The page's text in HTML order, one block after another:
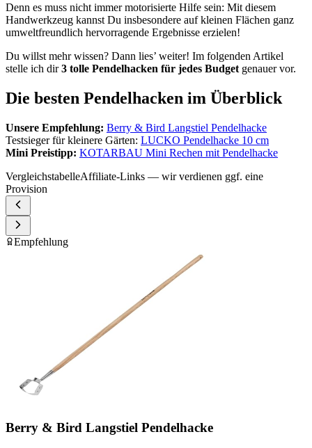
Denn es muss nicht immer motorisierte Hilfe sein: Mit diesem
Handwerkzeug kannst Du insbesondere auf kleinen Flächen ganz
umweltfreundlich hervorragende Ergebnisse erzielen!
Du willst mehr wissen? Dann lies’ weiter! Im folgenden Artikel
stelle ich dir3 tolle Pendelhacken für jedes Budget genauer vor.
Die besten Pendelhacken im Überblick
Unsere Empfehlung: Berry & Bird Langstiel Pendelhacke
Testsieger für kleinere Gärten: LUCKO Pendelhacke 10 cm
Mini Preistipp: KOTARBAU Mini Rechen mit Pendelhacke
VergleichstabelleAffiliate-Links — wir verdienen ggf. eine
Provision
Empfehlung
Berry & Bird Langstiel Pendelhacke